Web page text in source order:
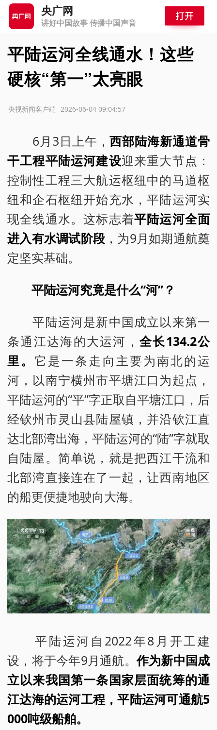
央广网
讲好中国故事 传播中国声音
平陆运河全线通水！这些
硬核“第一”太亮眼
2026-06-04 09:04:57
央视新闻客户端
6月3日上午，西部陆海新通道骨
干工程平陆运河建设迎来重大节点：
控制性工程三大航运枢纽中的马道枢
纽和企石枢纽开始充水，平陆运河实
现全线通水。这标志着平陆运河全面
进入有水调试阶段 ，为9月如期通航奠
定坚实基础。
平陆运河究竟是什么“河”？
平陆运河是新中国成立以来第一
条通江达海的大运河，全长134.2公
里。 它是一条走向主要为南北的运
河，以南宁横州市平塘江口为起点，
平陆运河的“平”字正取自平塘江口，后
经钦州市灵山县陆屋镇，并沿钦江直
达北部湾出海，平陆运河的“陆”字就取
自陆屋。简单说，就是把西江干流和
北部湾直接连在了一起，让西南地区
的船更便捷地驶向大海。
平陆运河自2022年8月开工建
设，将于今年9月通航。作为新中国成
立以来我国第一条国家层面统筹的通
江达海的运河工程，平陆运河可通航5
000吨级船舶。